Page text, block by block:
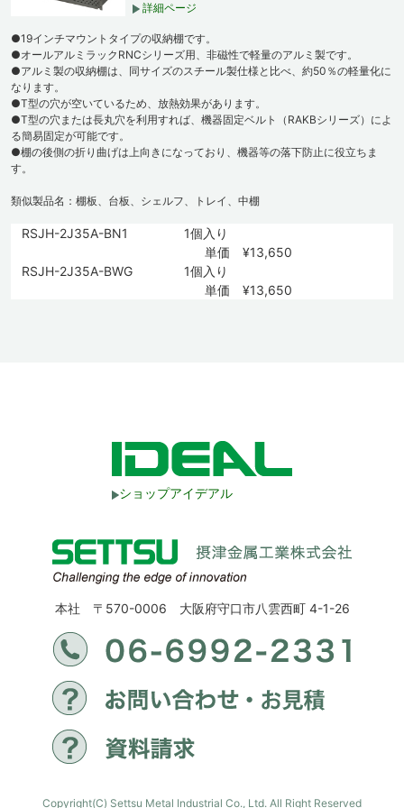
詳細ページ
●19インチマウントタイプの収納棚です。
●オールアルミラックRNCシリーズ用、非磁性で軽量のアルミ製です。
●アルミ製の収納棚は、同サイズのスチール製仕様と比べ、約50％の軽量化に
なります。
●T型の穴が空いているため、放熱効果があります。
●T型の穴または長丸穴を利用すれば、機器固定ベルト（RAKBシリーズ）によ
る簡易固定が可能です。
●棚の後側の折り曲げは上向きになっており、機器等の落下防止に役立ちま
す。
類似製品名：棚板、台板、シェルフ、トレイ、中棚
RSJH-2J35A-BN1
1個入り
単価 ¥13,650
RSJH-2J35A-BWG
1個入り
単価 ¥13,650
ショップアイデアル
本社 〒570-0006 大阪府守口市八雲西町 4-1-26
Copyright(C) Settsu Metal Industrial Co., Ltd. All Right Reserved